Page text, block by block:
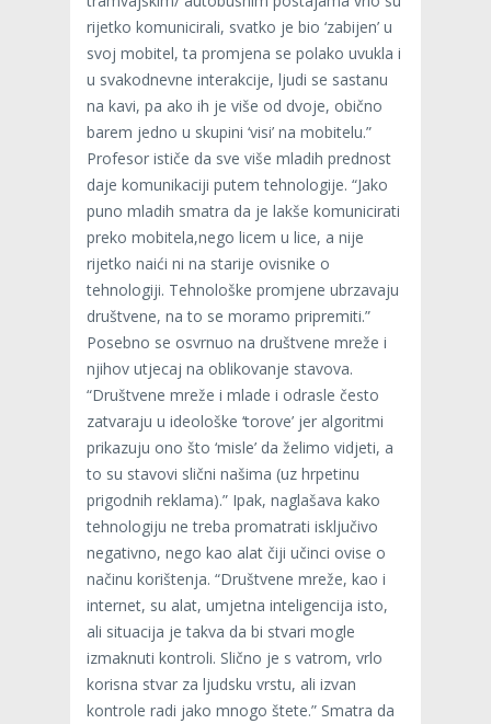
rijetko komunicirali, svatko je bio ‘zabijen’ u
svoj mobitel, ta promjena se polako uvukla i
u svakodnevne interakcije, ljudi se sastanu
na kavi, pa ako ih je više od dvoje, obično
barem jedno u skupini ‘visi’ na mobitelu.”
Profesor ističe da sve više mladih prednost
daje komunikaciji putem tehnologije. “Jako
puno mladih smatra da je lakše komunicirati
preko mobitela,nego licem u lice, a nije
rijetko naići ni na starije ovisnike o
tehnologiji. Tehnološke promjene ubrzavaju
društvene, na to se moramo pripremiti.”
Posebno se osvrnuo na društvene mreže i
njihov utjecaj na oblikovanje stavova.
“Društvene mreže i mlade i odrasle često
zatvaraju u ideološke ‘torove’ jer algoritmi
prikazuju ono što ‘misle’ da želimo vidjeti, a
to su stavovi slični našima (uz hrpetinu
prigodnih reklama).” Ipak, naglašava kako
tehnologiju ne treba promatrati isključivo
negativno, nego kao alat čiji učinci ovise o
načinu korištenja. “Društvene mreže, kao i
internet, su alat, umjetna inteligencija isto,
ali situacija je takva da bi stvari mogle
izmaknuti kontroli. Slično je s vatrom, vrlo
korisna stvar za ljudsku vrstu, ali izvan
kontrole radi jako mnogo štete.” Smatra da